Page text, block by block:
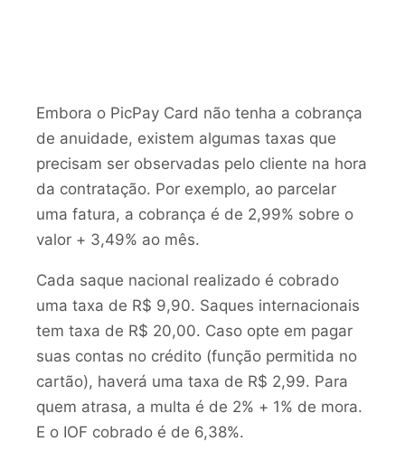
Embora o PicPay Card não tenha a cobrança
de anuidade, existem algumas taxas que
precisam ser observadas pelo cliente na hora
da contratação. Por exemplo, ao parcelar
uma fatura, a cobrança é de 2,99% sobre o
valor + 3,49% ao mês.
Cada saque nacional realizado é cobrado
uma taxa de R$ 9,90. Saques internacionais
tem taxa de R$ 20,00. Caso opte em pagar
suas contas no crédito (função permitida no
cartão), haverá uma taxa de R$ 2,99. Para
quem atrasa, a multa é de 2% + 1% de mora.
E o IOF cobrado é de 6,38%.